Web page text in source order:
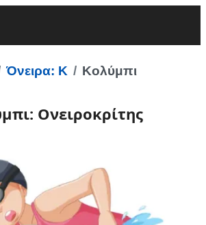
Όνειρα: Κ Κολύμπι
Ονειροκρίτης